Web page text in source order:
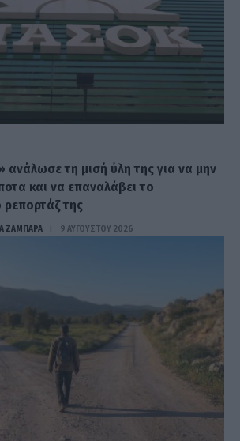
ανάλωσε τη μισή ύλη της για να μην
και να επαναλάβει το
της
ΖΑΜΠΑΡΑ 9 ΑΥΓΟΎΣΤΟΥ 2026